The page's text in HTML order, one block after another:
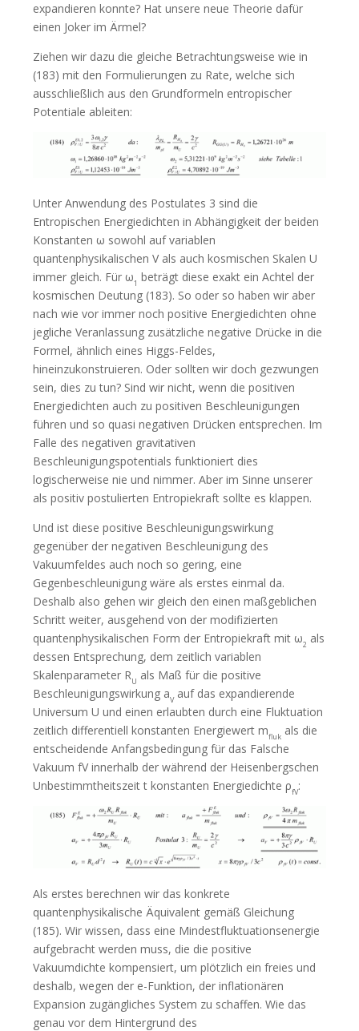
expandieren konnte? Hat unsere neue Theorie dafür
einen Joker im Ärmel?
Ziehen wir dazu die gleiche Betrachtungsweise wie in
(183) mit den Formulierungen zu Rate, welche sich
ausschließlich aus den Grundformeln entropischer
Potentiale ableiten:
Unter Anwendung des Postulates 3 sind die
Entropischen Energiedichten in Abhängigkeit der beiden
Konstanten ω sowohl auf variablen
quantenphysikalischen V als auch kosmischen Skalen U
immer gleich. Für ω1 beträgt diese exakt ein Achtel der
kosmischen Deutung (183). So oder so haben wir aber
nach wie vor immer noch positive Energiedichten ohne
jegliche Veranlassung zusätzliche negative Drücke in die
Formel, ähnlich eines Higgs-Feldes,
hineinzukonstruieren. Oder sollten wir doch gezwungen
sein, dies zu tun? Sind wir nicht, wenn die positiven
Energiedichten auch zu positiven Beschleunigungen
führen und so quasi negativen Drücken entsprechen. Im
Falle des negativen gravitativen
Beschleunigungspotentials funktioniert dies
logischerweise nie und nimmer. Aber im Sinne unserer
als positiv postulierten Entropiekraft sollte es klappen.
Und ist diese positive Beschleunigungswirkung
gegenüber der negativen Beschleunigung des
Vakuumfeldes auch noch so gering, eine
Gegenbeschleunigung wäre als erstes einmal da.
Deshalb also gehen wir gleich den einen maßgeblichen
Schritt weiter, ausgehend von der modifizierten
quantenphysikalischen Form der Entropiekraft mit ω2 als
dessen Entsprechung, dem zeitlich variablen
Skalenparameter RU als Maß für die positive
Beschleunigungswirkung aV auf das expandierende
Universum U und einen erlaubten durch eine Fluktuation
zeitlich differentiell konstanten Energiewert mfluk als die
entscheidende Anfangsbedingung für das Falsche
Vakuum fV innerhalb der während der Heisenbergschen
Unbestimmtheitszeit t konstanten Energiedichte ρfV:
Als erstes berechnen wir das konkrete
quantenphysikalische Äquivalent gemäß Gleichung
(185). Wir wissen, dass eine Mindestfluktuationsenergie
aufgebracht werden muss, die die positive
Vakuumdichte kompensiert, um plötzlich ein freies und
deshalb, wegen der e-Funktion, der inflationären
Expansion zugängliches System zu schaffen. Wie das
genau vor dem Hintergrund des